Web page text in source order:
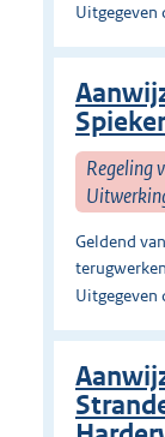
Regeling
Geldend